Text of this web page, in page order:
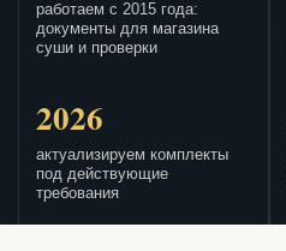
работаем с 2015 года:
документы для магазина
суши и проверки
2026
актуализируем комплекты
под действующие
требования